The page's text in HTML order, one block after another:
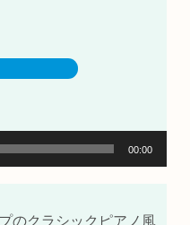
00:00
のクラシックピアノ風